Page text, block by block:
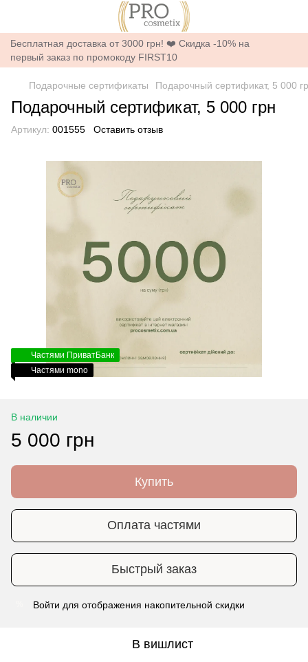
Бесплатная доставка от 3000 грн! ❤️ Скидка -10% на
первый заказ по промокоду FIRST10
Подарочные сертификаты Подарочный сертификат, 5 000
Подарочный сертификат, 5 000 грн
Артикул: 001555 Оставить отзыв
Частями ПриватБанк
Частями mono
В наличии
5 000 грн
Купить
Оплата частями
Быстрый заказ
Войти для отображения накопительной скидки
В вишлист